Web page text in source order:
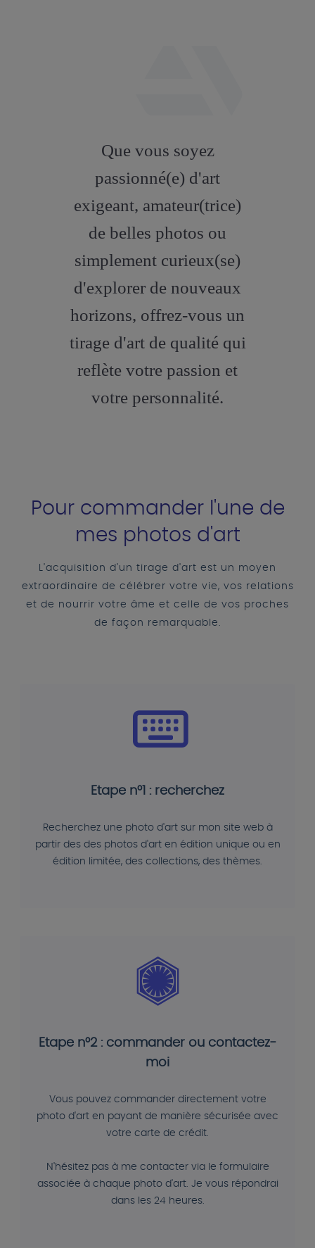
Que vous soyez
passionné(e) d'art
exigeant, amateur(trice)
de belles photos ou
simplement curieux(se)
d'explorer de nouveaux
horizons, offrez-vous un
tirage d'art de qualité qui
reflète votre passion et
votre personnalité.
Pour commander l'une de
mes photos d'art
L'acquisition d'un tirage d'art est un moyen
extraordinaire de célébrer votre vie, vos relations
et de nourrir votre âme et celle de vos proches
de façon remarquable.
Etape n°1 : recherchez
Recherchez une photo d'art sur mon site web à
partir des des photos d'art en édition unique ou en
édition limitée, des collections, des thèmes.
Etape n°2 : commander ou contactez-
moi
Vous pouvez commander directement votre
photo d'art en payant de manière sécurisée avec
votre carte de crédit.
N'hésitez pas à me contacter via le formulaire
associée à chaque photo d'art. Je vous répondrai
dans les 24 heures.